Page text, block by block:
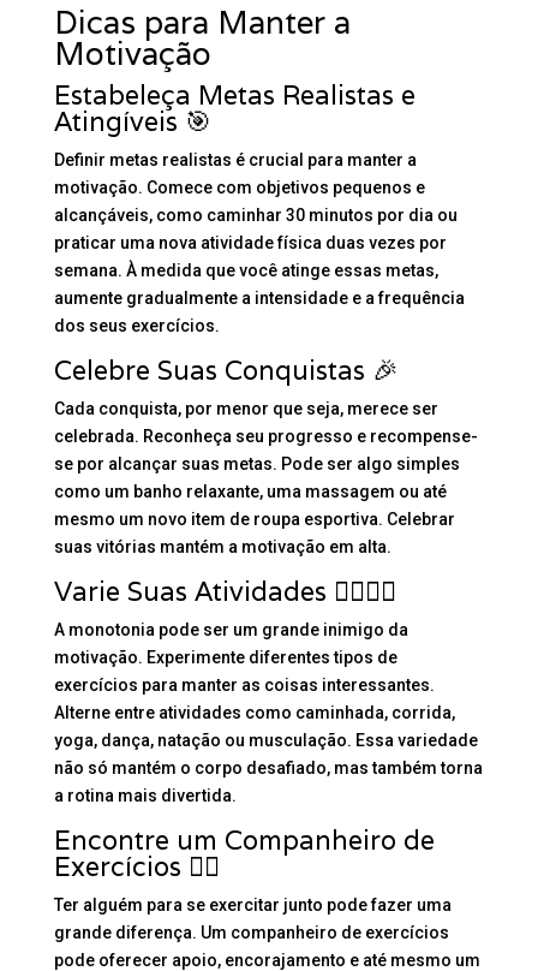
Dicas para Manter a
Motivação
Estabeleça Metas Realistas e
Atingíveis 🎯
Definir metas realistas é crucial para manter a
motivação. Comece com objetivos pequenos e
alcançáveis, como caminhar 30 minutos por dia ou
praticar uma nova atividade física duas vezes por
semana. À medida que você atinge essas metas,
aumente gradualmente a intensidade e a frequência
dos seus exercícios.
Celebre Suas Conquistas 🎉
Cada conquista, por menor que seja, merece ser
celebrada. Reconheça seu progresso e recompense-
se por alcançar suas metas. Pode ser algo simples
como um banho relaxante, uma massagem ou até
mesmo um novo item de roupa esportiva. Celebrar
suas vitórias mantém a motivação em alta.
Varie Suas Atividades 🏊‍♀️🚴‍♂️
A monotonia pode ser um grande inimigo da
motivação. Experimente diferentes tipos de
exercícios para manter as coisas interessantes.
Alterne entre atividades como caminhada, corrida,
yoga, dança, natação ou musculação. Essa variedade
não só mantém o corpo desafiado, mas também torna
a rotina mais divertida.
Encontre um Companheiro de
Exercícios 👯‍♂️
Ter alguém para se exercitar junto pode fazer uma
grande diferença. Um companheiro de exercícios
pode oferecer apoio, encorajamento e até mesmo um